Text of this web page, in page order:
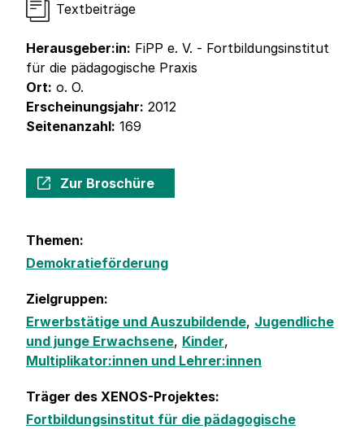
Textbeiträge
Herausgeber:in: FiPP e. V. - Fortbildungsinstitut
für die pädagogische Praxis
Ort: o. O.
Erscheinungsjahr: 2012
Seitenanzahl: 169
Zur Broschüre
Themen:
Demokratieförderung
Zielgruppen:
Erwerbstätige und Auszubildende, Jugendliche
und junge Erwachsene, Kinder,
Multiplikator:innen und Lehrer:innen
Träger des XENOS-Projektes:
Fortbildungsinstitut für die pädagogische